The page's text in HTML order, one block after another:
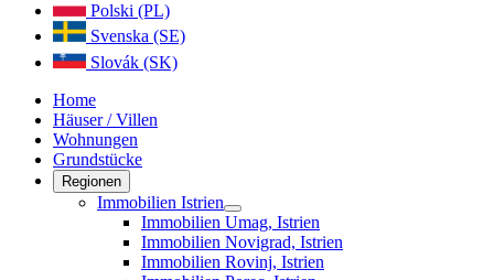
Polski (PL)
Svenska (SE)
Slovák (SK)
Home
Häuser / Villen
Wohnungen
Grundstücke
Regionen
Immobilien Istrien
Immobilien Umag, Istrien
Immobilien Novigrad, Istrien
Immobilien Rovinj, Istrien